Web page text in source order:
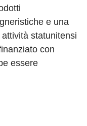
e una
statunitensi
con
essere